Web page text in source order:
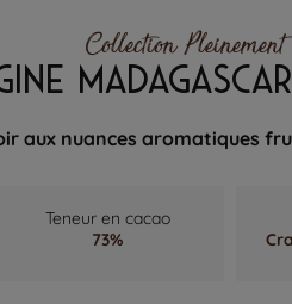
Collection
aux nuances aromatiques
Teneur en cacao
73%